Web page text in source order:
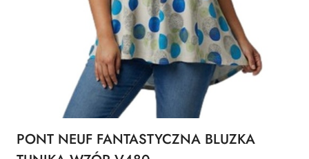
PONT NEUF FANTASTYCZNA BLUZKA